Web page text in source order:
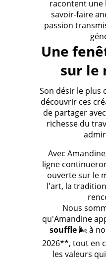
racontent une
savoir-faire
passion
Une
sur le
Son désir le plus
découvrir ces
de partager
richesse du
Avec
ligne
ouverte sur le
l'art, la
Nous
qu'Amandine
souffle🌬️ à
2026**, tout en
les valeurs